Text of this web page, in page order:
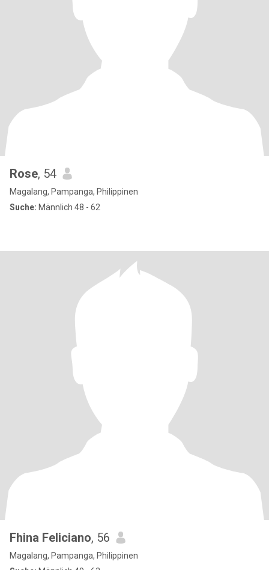
Rose, 54
Magalang, Pampanga, Philippinen
Suche: Männlich 48 - 62
Fhina Feliciano, 56
Magalang, Pampanga, Philippinen